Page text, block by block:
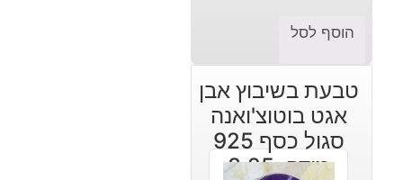
הוסף לסל
טבעת בשיבוץ אבן
אגט בוטוצ'ואנה
סגול כסף 925
מידה: 8.25